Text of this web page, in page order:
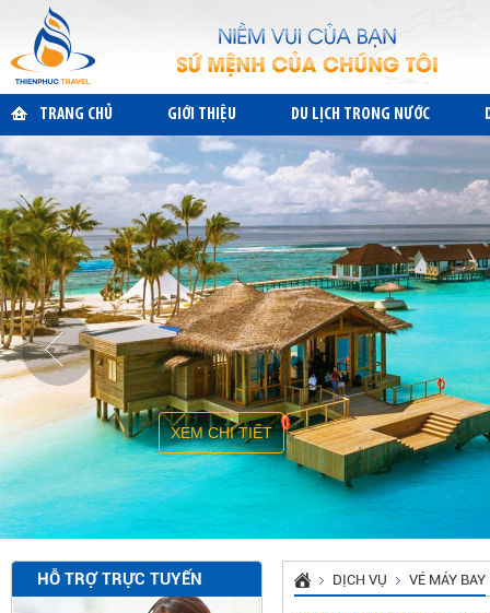
TRANG CHỦ GIỚI THIỆU DU LỊCH TRONG NƯỚC
XEM CHI TIẾT
HỖ TRỢ TRỰC TUYẾN DỊCH VỤ VÉ MÁY BAY